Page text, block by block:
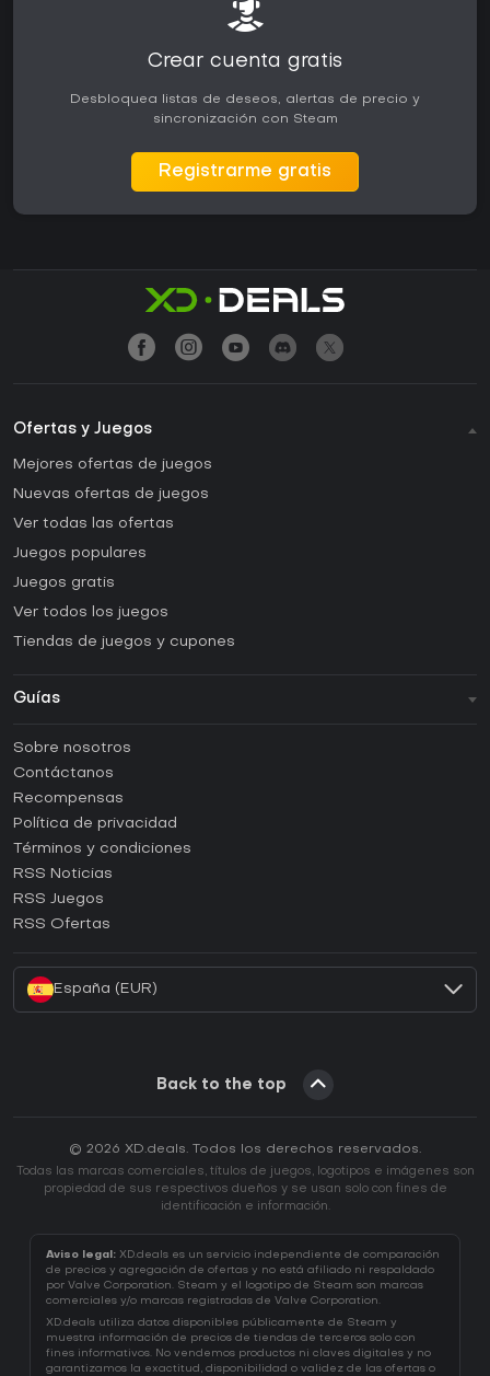
Crear cuenta gratis
Desbloquea listas de deseos, alertas de precio y
sincronización con Steam
Registrarme gratis
Ofertas y Juegos
Mejores ofertas de juegos
Nuevas ofertas de juegos
Ver todas las ofertas
Juegos populares
Juegos gratis
Ver todos los juegos
Tiendas de juegos y cupones
Guías
Guías y tutoriales
¿Cómo activar una CD Key de Steam?
¿Cómo activar una CD Key de Epic Games?
¿Cómo activar una CD Key de GOG?
¿Cómo activar una CD Key de Ubisoft Connect?
Sobre nosotros
Contáctanos
Recompensas
Política de privacidad
Términos y condiciones
RSS Noticias
RSS Juegos
RSS Ofertas
España (EUR)
Back to the top
© 2026 XD.deals. Todos los derechos reservados.
Todas las marcas comerciales, títulos de juegos, logotipos e imágenes son
propiedad de sus respectivos dueños y se usan solo con fines de
identificación e información.
Aviso legal: XD.deals es un servicio independiente de comparación
de precios y agregación de ofertas y no está afiliado ni respaldado
por Valve Corporation. Steam y el logotipo de Steam son marcas
comerciales y/o marcas registradas de Valve Corporation.
XD.deals utiliza datos disponibles públicamente de Steam y
muestra información de precios de tiendas de terceros solo con
fines informativos. No vendemos productos ni claves digitales y no
garantizamos la exactitud, disponibilidad o validez de las ofertas o